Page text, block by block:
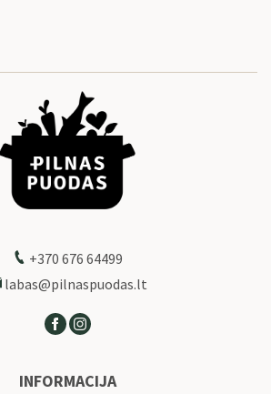
+370 676 64499
labas@pilnaspuodas.lt
INFORMACIJA